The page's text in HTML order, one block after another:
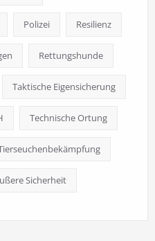
Polizei Resilienz
Rettungshunde
Taktische Eigensicherung
Technische Ortung
Sicherheit